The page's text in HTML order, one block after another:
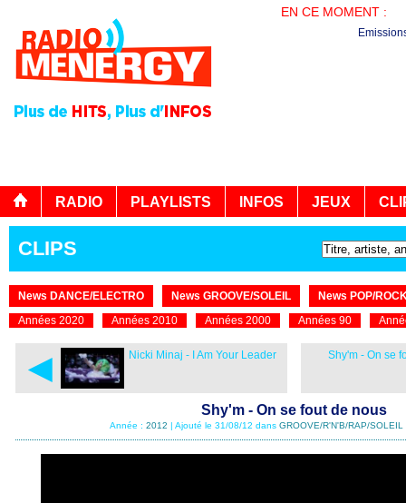
EN CE MOMENT :
RADIO PLAYLISTS INFOS JEUX
CLIPS
News DANCE/ELECTRO News GROOVE/SOLEIL
News POP/
Années 2020
Années 2010 Années 2000 Années 90
◄ Nicki Minaj - I Am Your Leader Shy'm - On se
Shy'm - On se fout de nous
Année : 2012 | Ajouté le 31/08/12 dans GROOVE/R'N'B/RAP/SOLEIL